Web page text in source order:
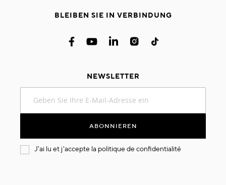
BLEIBEN SIE IN VERBINDUNG
NEWSLETTER
sich
an:
ABONNIEREN
J'ai lu et j'accepte la politique de confidentialité